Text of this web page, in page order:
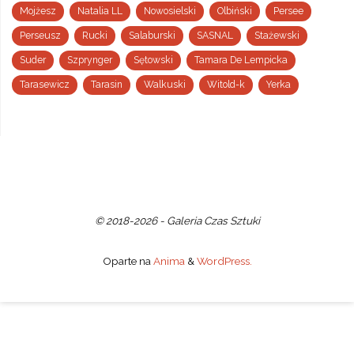
Mojżesz Natalia LL Nowosielski Olbiński Persee
Perseusz Rucki Salaburski SASNAL Stażewski
Suder Szprynger Sętowski Tamara De Lempicka
Tarasewicz Tarasin Walkuski Witold-k Yerka
© 2018-2026 - Galeria Czas Sztuki
Oparte na Anima & WordPress.